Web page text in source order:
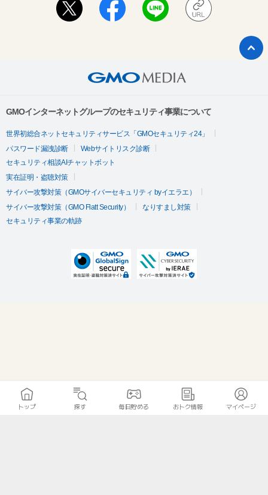
GMOインターネットグループのセキュリティ事業について
世界初総合ネットセキュリティサービス「GMOセキュリティ24」
パスワード漏洩診断
Webサイトリスク診断
セキュリティ相談AIチャットボット
実在証明・盗聴対策
サイバー攻撃対策（GMOサイバーセキュリティ byイエラエ）
サイバー攻撃対策（GMO Flatt Security）
なりすまし対策
セキュリティ事業の軌跡
トップ 探す 毎日貯める おトク情報 マイページ